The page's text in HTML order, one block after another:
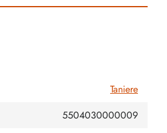
Taniere
5504030000009